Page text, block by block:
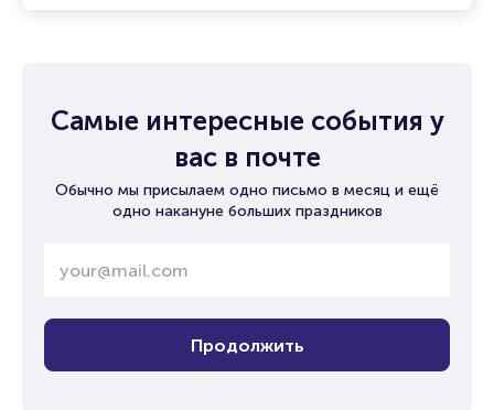
Самые интересные события у
вас в почте
Обычно мы присылаем одно письмо в месяц и ещё
одно накануне больших праздников
Продолжить